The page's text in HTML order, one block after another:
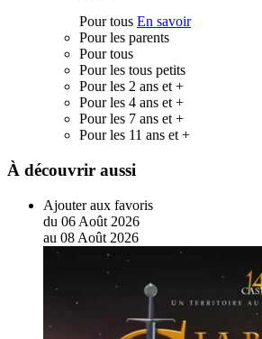
Pour tous En savoir
Pour les parents
Pour tous
Pour les tous petits
Pour les 2 ans et +
Pour les 4 ans et +
Pour les 7 ans et +
Pour les 11 ans et +
À découvrir aussi
Ajouter aux favoris
du 06 Août 2026
au 08 Août 2026